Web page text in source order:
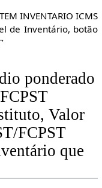
INVENTARIO ICMS
de Inventário, botão
ponderado
Valor
FCPST
que